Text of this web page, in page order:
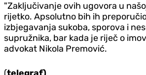
"Zaključivanje ovih ugovora u
rijetko. Apsolutno bih ih
izbjegavanja sukoba, sporova i
supružnika, bar kada je riječ o
advokat Nikola Premović.